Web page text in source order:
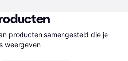
producten samengesteld die je
weergeven